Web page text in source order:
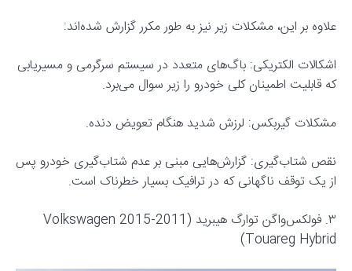
علاوه بر این، مشکلات زیر نیز به طور مکرر گزارش شده‌اند:
اشکالات الکتریکی: باگ‌های متعدد در سیستم سرگرمی و مسیریابی
که قابلیت اطمینان کلی خودرو را زیر سوال می‌برد.
مشکلات گیربکس: لرزش شدید هنگام تعویض دنده.
نقص شتاب‌گیری: گزارش‌هایی مبنی بر عدم شتاب‌گیری خودرو پس
از یک توقف ناگهانی که در ترافیک بسیار خطرناک است.
۳. فولکس‌واگن توارگ هیبرید (2011-2015 Volkswagen
Touareg Hybrid)